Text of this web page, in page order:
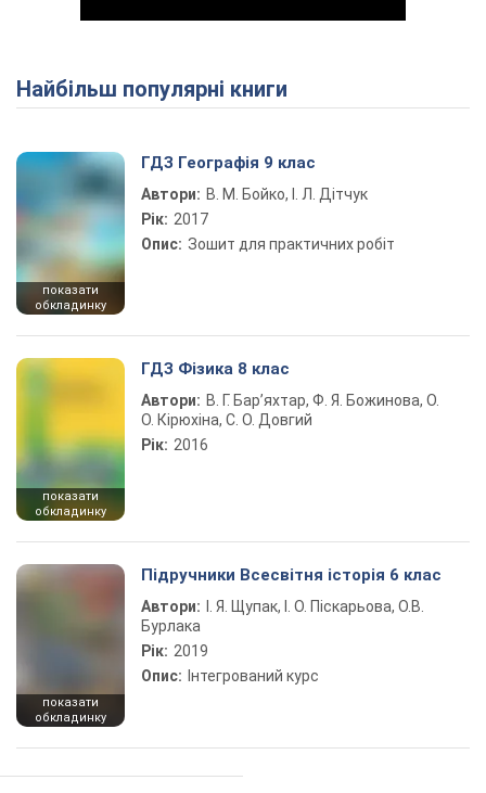
Play Video
Найбільш популярні книги
показати
обкладинку
ГДЗ Географія 9 клас
Автори: В. М. Бойко, І. Л. Дітчук
Рік: 2017
Опис: Зошит для практичних робіт
показати
обкладинку
ГДЗ Фізика 8 клас
Автори: В. Г. Бар’яхтар, Ф. Я. Божинова, О.
О. Кірюхіна, С. О. Довгий
Рік: 2016
показати
обкладинку
Підручники Всесвітня історія 6 клас
Автори:
І. Я. Щупак, І. О. Піскарьова, О.В.
Бурлака
Рік: 2019
Опис: Інтегрований курс